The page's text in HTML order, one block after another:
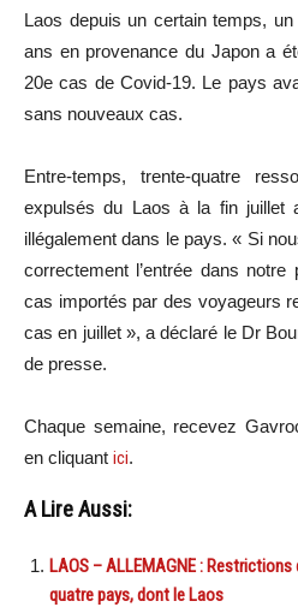
Laos depuis un certain temps,
ans en provenance du Japon a
20e cas de Covid-19. Le pays
sans nouveaux cas.
Entre-temps, trente-quatre
expulsés du Laos à la fin juillet
illégalement dans le pays. « Si
correctement l’entrée dans
cas importés par des voyageurs
cas en juillet », a déclaré le Dr
de presse.
Chaque semaine, recevez
en cliquant ici.
A Lire Aussi:
LAOS – ALLEMAGNE :
quatre pays, dont le Laos